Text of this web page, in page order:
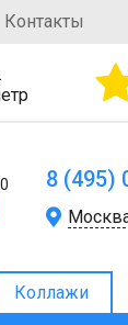
Контакты
8 (495)
Коллажи